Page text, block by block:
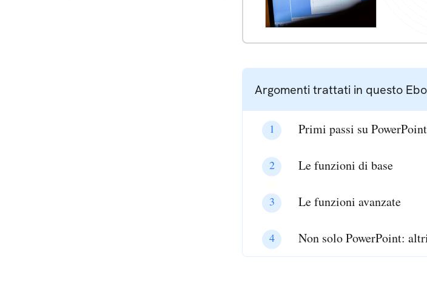
Primi passi su PowerPoint
Le funzioni di base
Le funzioni avanzate
Non solo PowerPoint: